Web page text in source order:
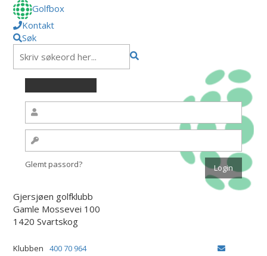
Golfbox
Kontakt
Søk
Glemt passord?
Gjersjøen golfklubb
Gamle Mossevei 100
1420 Svartskog
Klubben 400 70 964